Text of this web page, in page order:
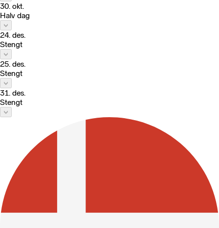
30. okt.
Halv dag
24. des.
Stengt
25. des.
Stengt
31. des.
Stengt